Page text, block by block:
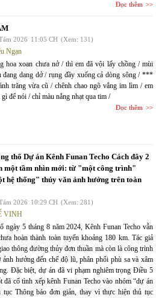
Đọc thêm
2026 11:05 CH (Xem: 131)
Ngạn
hoa xoan chưa nở / thì em đã vội lấy chồng / mùi
đang dang dở / rụng đầy xuống cả dòng sông / ***
trăng vừa cũ / chênh chao ngõ vắng im lìm / em
để nói / chỉ màu nắng nhạt qua tim /
Đọc thêm
thổ Dự án Kênh Funan Techo Cách đây 2
một tầm nhìn mới: từ "một công trình"
hệ thống" thủy văn ảnh hưởng trên toàn
2026 10:29 CH (Xem: 281)
VINH
ngày 5 tháng 8 năm 2024, Kênh Funan Techo vẫn
hoàn thành toàn tuyến khoảng 180 km. Tác giả
thông đường thủy đơn thuần mà còn là công trình
hưởng đến chế độ lũ, phân phối phù sa và xâm
Đặc biệt, dự án đã vi phạm nghiêm trọng Điều 5
cố tình xếp kênh Funan Techo vào nhóm “dự án
tục Thông báo đơn giản, thay vì thực hiện thủ tục